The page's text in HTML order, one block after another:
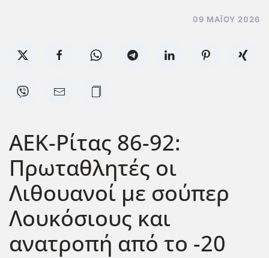
09 ΜΑΪ́ΟΥ 2026
ΑΕΚ-Ρίτας 86-92:
Πρωταθλητές οι
Λιθουανοί με σούπερ
Λουκόσιους και
ανατροπή από το -20